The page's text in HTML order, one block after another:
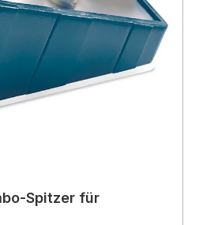
Spitzer für